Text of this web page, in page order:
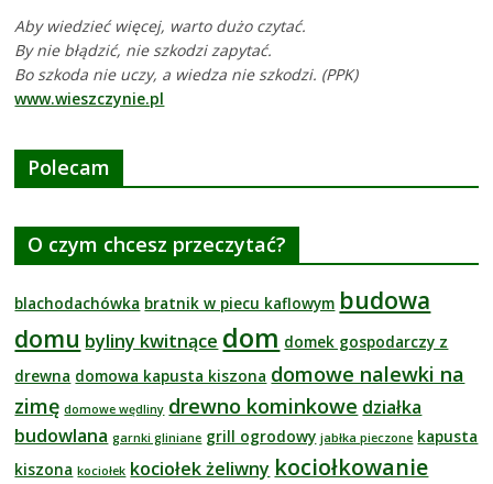
Aby wiedzieć więcej, warto dużo czytać.
By nie błądzić, nie szkodzi zapytać.
Bo szkoda nie uczy, a wiedza nie szkodzi. (PPK)
www.wieszczynie.pl
Polecam
O czym chcesz przeczytać?
blachodachówka bratnik w piecu kaflowym budowa
domu byliny kwitnące dom domek gospodarczy z
drewna domowa kapusta kiszona domowe nalewki na
zimę domowe wędliny drewno kominkowe działka
budowlana garnki gliniane grill ogrodowy jabłka pieczone kapusta
kiszona kociołek kociołek żeliwny kociołkowanie